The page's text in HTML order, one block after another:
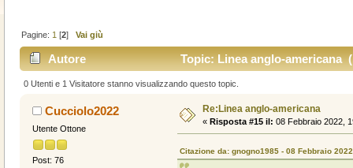
Pagine: 1 [2]Vai giù
Autore Topic: Linea anglo-americana
0 Utenti e 1 Visitatore stanno visualizzando questo topic.
Cucciolo2022
Utente Ottone
Post: 76
Re:Linea anglo-americana
« Risposta #15 il: 08 Febbraio 2022,
Citazione da: gnogno1985 - 08 Febbraio